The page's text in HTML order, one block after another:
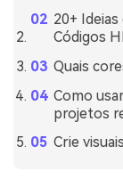
20+
Códigos
Quais
Como
projetos
Crie